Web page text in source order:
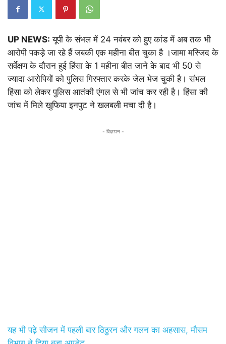
UP NEWS: यूपी के संभल में 24 नवंबर को हुए कांड में अब तक भी
आरोपी पकड़े जा रहे हैं जबकी एक महीना बीत चुका है ।जामा मस्जिद के
सर्वेक्षण के दौरान हुई हिंसा के 1 महीना बीत जाने के बाद भी 50 से
ज्यादा आरोपियों को पुलिस गिरफ्तार करके जेल भेज चुकी है। संभल
हिंसा को लेकर पुलिस आतंकी एंगल से भी जांच कर रही है। हिंसा की
जांच में मिले खुफिया इनपुट ने खलबली मचा दी है।
- विज्ञापन -
यह भी पढ़े सीजन में पहली बार ठिठुरन और गलन का अहसास, मौसम